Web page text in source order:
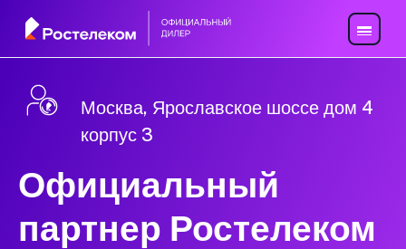
Москва, Ярославское шоссе дом 4
корпус 3
Официальный
партнер Ростелеком